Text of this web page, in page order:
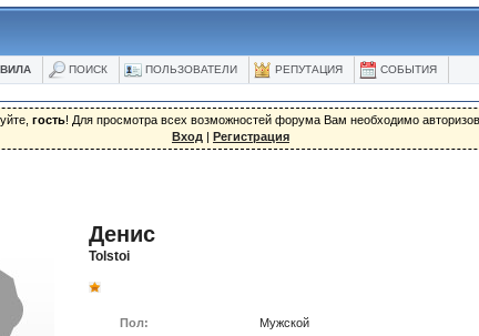
ПОИСК ПОЛЬЗОВАТЕЛИ РЕПУТАЦИЯ СОБЫТИЯ
гость! Для просмотра всех возможностей форума Вам необходимо
Вход | Регистрация
Денис
Tolstoi
Пол:
Мужской